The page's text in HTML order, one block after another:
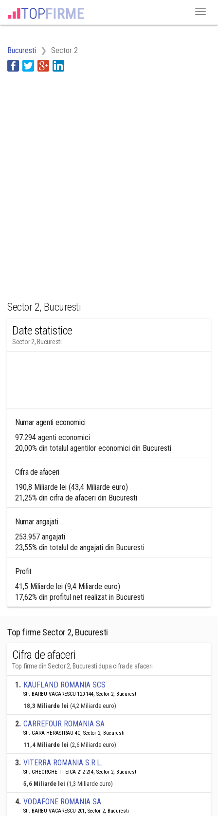
Bucuresti Sector 2
Sector 2, Bucuresti
Date statistice
Sector 2, Bucuresti
Numar agenti economici
97.294 agenti economici
20,00% din totalul agentilor economici din Bucuresti
Cifra de afaceri
190,8 Miliarde lei (43,4 Miliarde euro)
21,25% din cifra de afaceri din Bucuresti
Numar angajati
253.957 angajati
23,55% din totalul de angajati din Bucuresti
Profit
41,5 Miliarde lei (9,4 Miliarde euro)
17,62% din profitul net realizat in Bucuresti
Top firme Sector 2, Bucuresti
Cifra de afaceri
Top firme din Sector 2, Bucuresti dupa cifra de afaceri
1. KAUFLAND ROMANIA SCS
Str. BARBU VACARESCU 120-144, Sector 2, Bucuresti
18,3 Miliarde lei (4,2 Miliarde euro)
2. CARREFOUR ROMANIA SA
Str. GARA HERASTRAU 4C, Sector 2, Bucuresti
11,4 Miliarde lei (2,6 Miliarde euro)
3. VITERRA ROMANIA S.R.L.
Str. GHEORGHE TITEICA 212-214, Sector 2, Bucuresti
5,6 Miliarde lei (1,3 Miliarde euro)
4. VODAFONE ROMANIA SA
Str. BARBU VACARESCU 201, Sector 2, Bucuresti